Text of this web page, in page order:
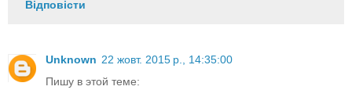
Відповісти
Unknown 22 жовт. 2015 р., 14:35:00
Пишу в этой теме: